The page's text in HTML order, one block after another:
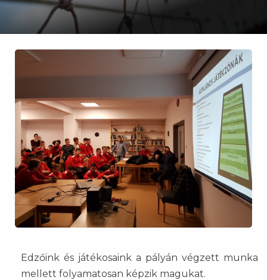
Edzőink és játékosaink a pályán végzett munka
mellett folyamatosan képzik magukat.